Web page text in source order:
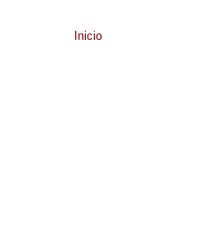
Inicio